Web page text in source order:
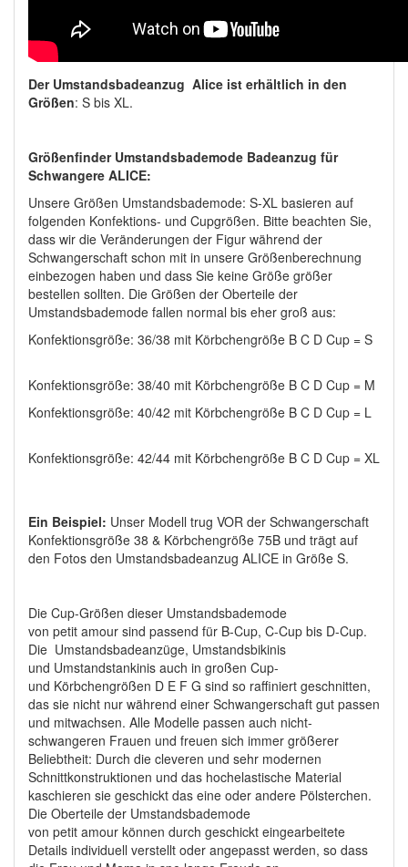
Der Umstandsbadeanzug Alice ist erhältlich in den
Größen: S bis XL.
Größenfinder Umstandsbademode Badeanzug für
Schwangere ALICE:
Unsere Größen Umstandsbademode: S-XL basieren auf
folgenden Konfektions- und Cupgrößen. Bitte beachten Sie,
dass wir die Veränderungen der Figur während der
Schwangerschaft schon mit in unsere Größenberechnung
einbezogen haben und dass Sie keine Größe größer
bestellen sollten. Die Größen der Oberteile der
Umstandsbademode fallen normal bis eher groß aus:
Konfektionsgröße: 36/38 mit Körbchengröße B C D Cup = S
Konfektionsgröße: 38/40 mit Körbchengröße B C D Cup = M
Konfektionsgröße: 40/42 mit Körbchengröße B C D Cup = L
Konfektionsgröße: 42/44 mit Körbchengröße B C D Cup = XL
Ein Beispiel: Unser Modell trug VOR der Schwangerschaft
Konfektionsgröße 38 & Körbchengröße 75B und trägt auf
den Fotos den Umstandsbadeanzug ALICE in Größe S.
Die Cup-Größen dieser Umstandsbademode
von petit amour sind passend für B-Cup, C-Cup bis D-Cup.
Die Umstandsbadeanzüge, Umstandsbikinis
und Umstandstankinis auch in großen Cup-
und Körbchengrößen D E F G sind so raffiniert geschnitten,
das sie nicht nur während einer Schwangerschaft gut passen
und mitwachsen. Alle Modelle passen auch nicht-
schwangeren Frauen und freuen sich immer größerer
Beliebtheit: Durch die cleveren und sehr modernen
Schnittkonstruktionen und das hochelastische Material
kaschieren sie geschickt das eine oder andere Pölsterchen.
Die Oberteile der Umstandsbademode
von petit amour können durch geschickt eingearbeitete
Details individuell verstellt oder angepasst werden, so dass